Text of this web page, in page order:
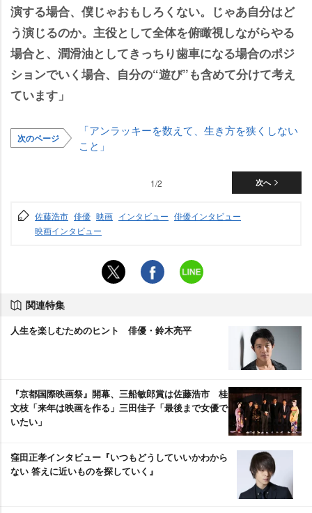
演する場合、僕じゃおもしろくない。じゃあ自分はど
う演じるのか。主役として全体を俯瞰視しながらやる
場合と、潤滑油としてきっちり歯車になる場合のポジ
ションでいく場合、自分の“遊び”も含めて分けて考え
ています」
次のページ
「アンラッキーを数えて、生き方を狭くしない
こと」
次へ
1/2
佐藤浩市 俳優 映画 インタビュー 俳優インタビュー
映画インタビュー
関連特集
人生を楽しむためのヒント 俳優・鈴木亮平
『京都国際映画祭』開幕、三船敏郎賞は佐藤浩市 桂
文枝「来年は映画を作る」三田佳子「最後まで女優で
いたい」
窪田正孝インタビュー『いつもどうしていいかわから
ない 答えに近いものを探していく』